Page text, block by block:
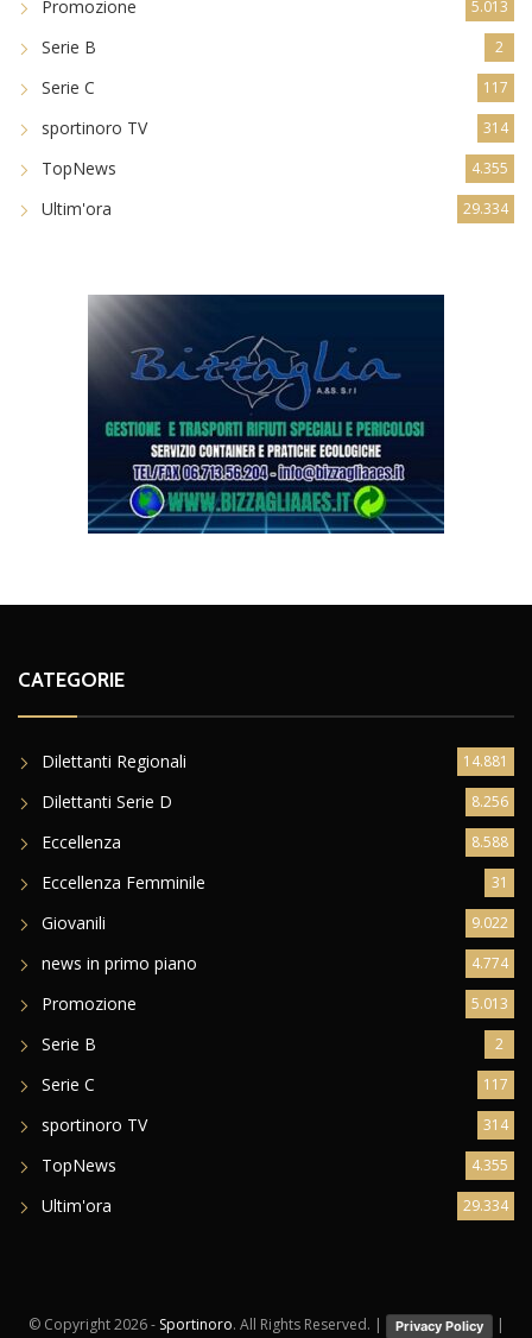
Promozione 5.013
Serie B 2
Serie C 117
sportinoro TV 314
TopNews 4.355
Ultim'ora 29.334
CATEGORIE
Dilettanti Regionali 14.881
Dilettanti Serie D 8.256
Eccellenza 8.588
Eccellenza Femminile 31
Giovanili 9.022
news in primo piano 4.774
Promozione 5.013
Serie B 2
Serie C 117
sportinoro TV 314
TopNews 4.355
Ultim'ora 29.334
© Copyright2026 - Sportinoro. All Rights Reserved. | Privacy Policy